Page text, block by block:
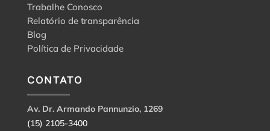
Trabalhe Conosco
Relatório de transparência
Blog
Política de Privacidade
CONTATO
Av. Dr. Armando Pannunzio, 1269
(15) 2105-3400